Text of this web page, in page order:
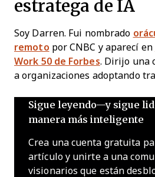
estratega de IA
Soy Darren. Fui nombrado
remoto por CNBC y aparecí en
Work 50 de Forbes. Dirijo una
a organizaciones adoptando
Sigue leyendo—y sigue
manera más inteligente
Crea una cuenta gratuita
artículo y unirte a una
visionarios que están